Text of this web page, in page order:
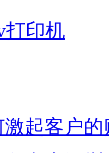
打印机
起客户的